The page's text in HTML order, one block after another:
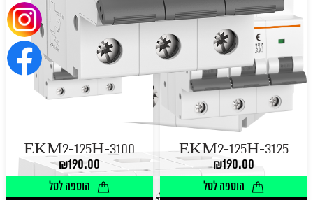
EKM2-125H-3125
₪190.00
הוספה לסל
EKM2-125H-3100
₪190.00
הוספה לסל